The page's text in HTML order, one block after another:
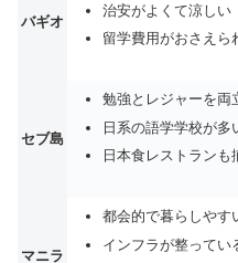
バギオ
治安がよくて涼しい
留学費用がおさえら
セブ島
勉強とレジャーを両
日系の語学学校が多
日本食レストランも
マニラ
都会的で暮らしやす
インフラが整ってい